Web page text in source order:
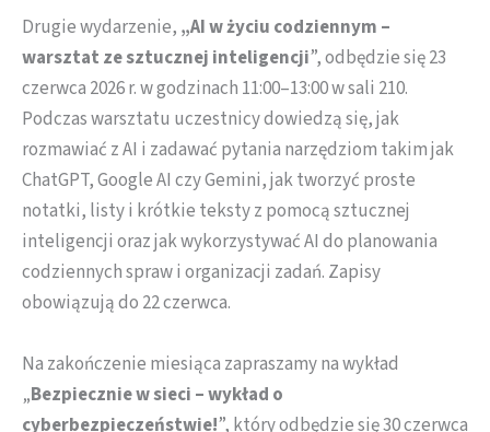
Drugie wydarzenie, „AI w życiu codziennym –
warsztat ze sztucznej inteligencji”, odbędzie się 23
czerwca 2026 r. w godzinach 11:00–13:00 w sali 210.
Podczas warsztatu uczestnicy dowiedzą się, jak
rozmawiać z AI i zadawać pytania narzędziom takim jak
ChatGPT, Google AI czy Gemini, jak tworzyć proste
notatki, listy i krótkie teksty z pomocą sztucznej
inteligencji oraz jak wykorzystywać AI do planowania
codziennych spraw i organizacji zadań. Zapisy
obowiązują do 22 czerwca.
Na zakończenie miesiąca zapraszamy na wykład
„Bezpiecznie w sieci – wykład o
cyberbezpieczeństwie!”, który odbędzie się 30 czerwca